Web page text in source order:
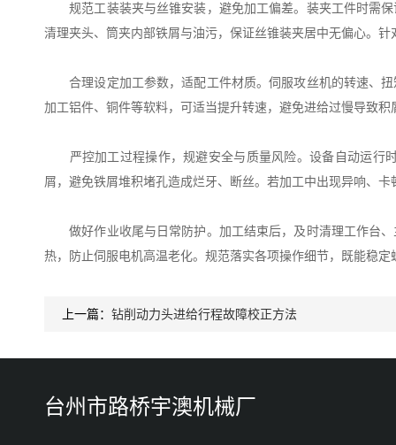
规范工装装夹与丝锥安装，避免加工偏差。装夹工件时需保
清理夹头、筒夹内部铁屑与油污，保证丝锥装夹居中无偏心。
合理设定加工参数，适配工件材质。伺服攻丝机的转速、扭
加工铝件、铜件等软料，可适当提升转速，避免进给过慢导致
严控加工过程操作，规避安全与质量风险。设备自动运行时
屑，避免铁屑堆积堵孔造成烂牙、断丝。若加工中出现异响、
做好作业收尾与日常防护。加工结束后，及时清理工作台、
热，防止伺服电机高温老化。规范落实各项操作细节，既能稳
上一篇： 钻削动力头进给行程故障校正方法
台州市路桥宇澳机械厂